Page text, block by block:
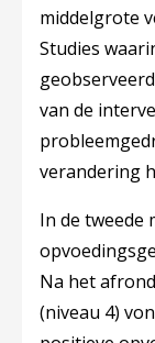
middelgrote
Studies
van de
verandering
In de tweede
Na het
(niveau 4)